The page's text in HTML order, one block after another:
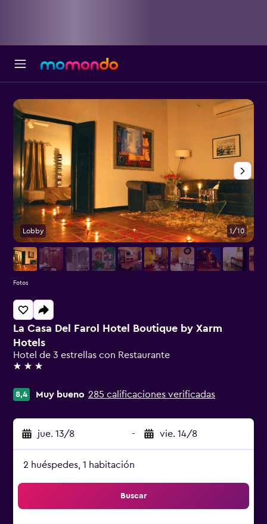
La Casa Del Farol Hotel Boutique by Xarm
Hotels
Hotel de 3 estrellas con Restaurante
3 estrellas
8,4 Muy bueno 285 calificaciones verificadas
jue. 13/8 - vie. 14/8
2 huéspedes, 1 habitación
Buscar
Lobby 1/10
Fotos